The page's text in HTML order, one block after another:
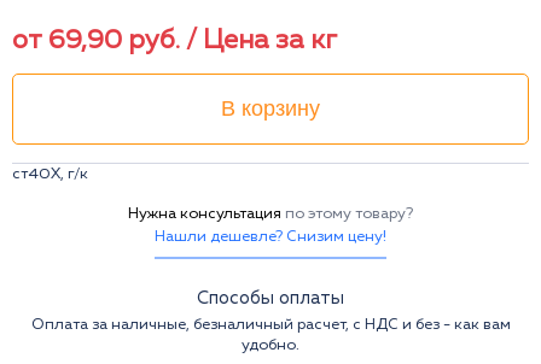
от 69,90 руб. / Цена за кг
В корзину
ст40Х, г/к
Нужна консультация по этому товару?
Нашли дешевле? Снизим цену!
Способы оплаты
Оплата за наличные, безналичный расчет, с НДС и без - как вам
удобно.